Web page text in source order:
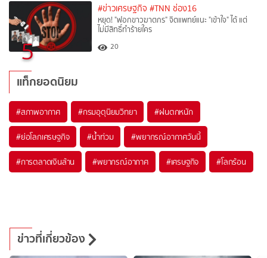
5
#ข่าวเศรษฐกิจ #TNN ช่อง16
หยุด! "ฟอกขาวฆาตกร" จิตแพทย์แนะ "เข้าใจ" ได้ แต่
ไม่มีสิทธิ์ทำร้ายใคร
20
แท็กยอดนิยม
#สภาพอากาศ #กรมอุตุนิยมวิทยา #ฝนตกหนัก
#ย่อโลกเศรษฐกิจ #น้ำท่วม #พยากรณ์อากาศวันนี้
#การตลาดเงินล้าน #พยากรณ์อากาศ #เศรษฐกิจ #โลกร้อน
ข่าวที่เกี่ยวข้อง